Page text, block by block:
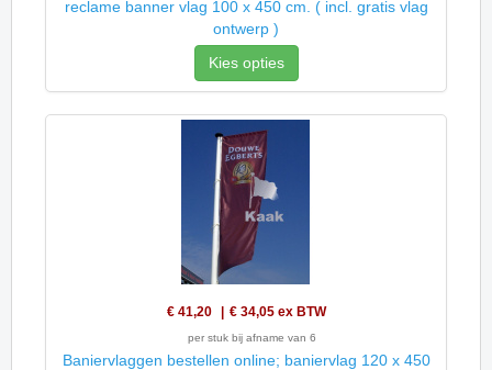
reclame banner vlag 100 x 450 cm. ( incl. gratis vlag
ontwerp )
Kies opties
€ 41,20 € 34,05 ex BTW
per stuk bij afname van 6
Baniervlaggen bestellen online; baniervlag 120 x 450